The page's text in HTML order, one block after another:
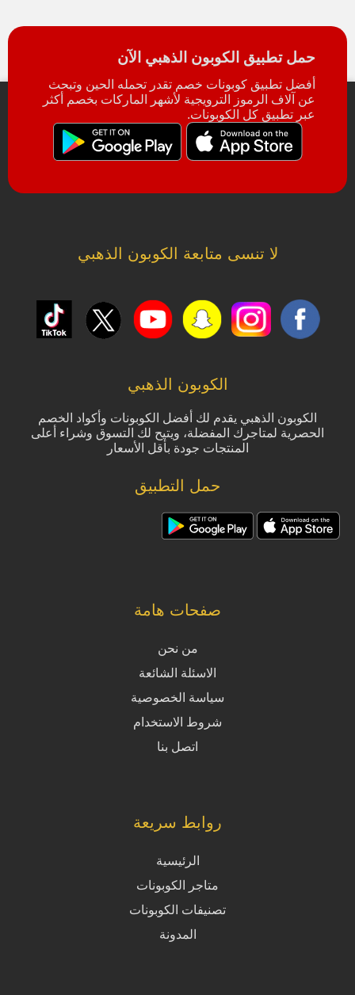
حمل تطبيق الكوبون الذهبي الآن
أفضل تطبيق كوبونات خصم تقدر تحمله الحين وتبحث
عن آلاف الرموز الترويجية لأشهر الماركات بخصم أكثر
عبر تطبيق كل الكوبونات.
لا تنسى متابعة الكوبون الذهبي
الكوبون الذهبي
الكوبون الذهبي يقدم لك أفضل الكوبونات وأكواد الخصم
الحصرية لمتاجرك المفضلة، ويتيح لك التسوق وشراء أعلى
المنتجات جودة بأقل الأسعار
حمل التطبيق
صفحات هامة
من نحن
الاسئلة الشائعة
سياسة الخصوصية
شروط الاستخدام
اتصل بنا
روابط سريعة
الرئيسية
متاجر الكوبونات
تصنيفات الكوبونات
المدونة